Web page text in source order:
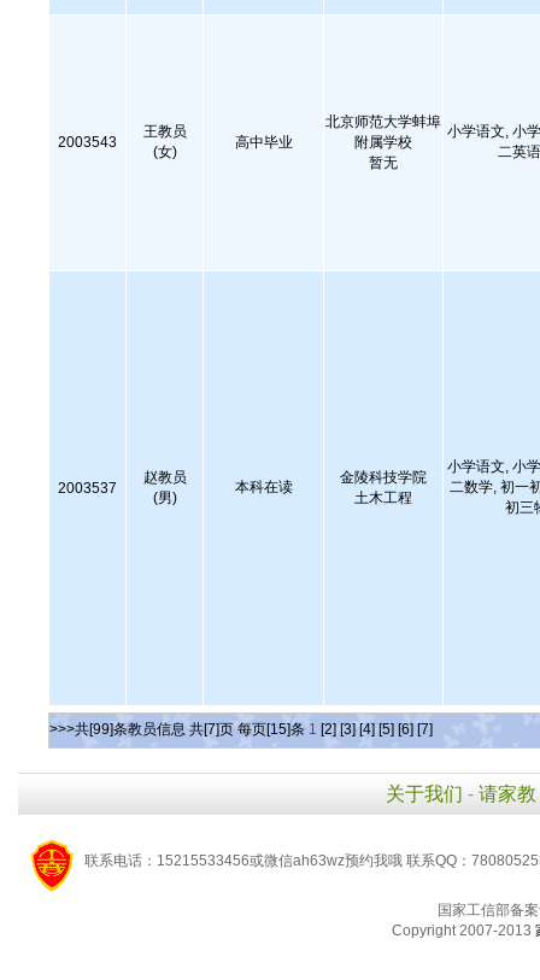
2003543
王教员
(女)
高中毕业
北京师范大学蚌埠
附属学校
暂无
小学语文, 小
二英
2003537
赵教员
(男)
本科在读
金陵科技学院
土木工程
小学语文, 小
二数学, 初一
初三
>>>共[99]条教员信息 共[7]页 每页[15]条 1 [2] [3] [4] [5] [6] [7]
关于我们 - 请家教
联系电话：15215533456或微信ah63wz预约我哦 联系QQ：
国家工信部备
Copyright 2007-2013